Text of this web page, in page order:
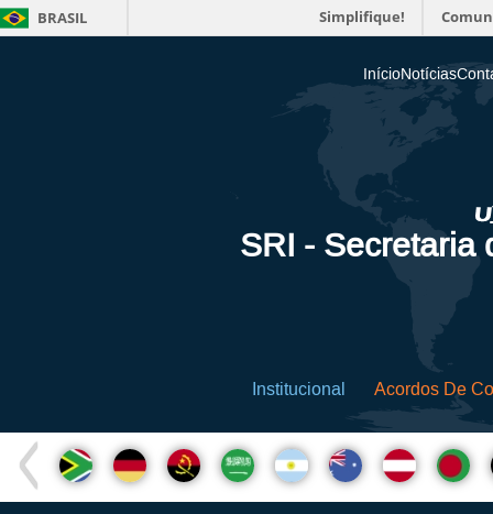
BRASIL Simplifique!
InícioNotícias
SRI - Secretaria
Institucional Acordos De